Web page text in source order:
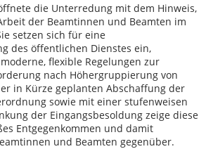
die Unterredung mit dem Hinweis,
der Beamtinnen und Beamten im
setzen sich für eine
des öffentlichen Dienstes ein,
flexible Regelungen zur
nach Höhergruppierung von
in Kürze geplanten Abschaffung der
sowie mit einer stufenweisen
der Eingangsbesoldung zeige diese
Entgegenkommen und damit
und Beamten gegenüber.